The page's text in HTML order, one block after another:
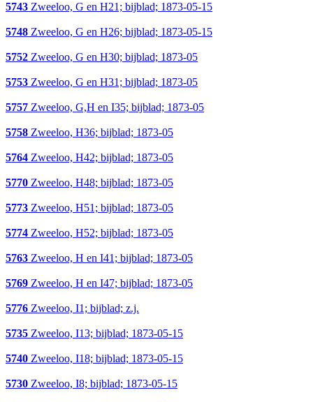
5743 Zweeloo, G en H21; bijblad; 1873-05-15
5748 Zweeloo, G en H26; bijblad; 1873-05-15
5752 Zweeloo, G en H30; bijblad; 1873-05
5753 Zweeloo, G en H31; bijblad; 1873-05
5757 Zweeloo, G,H en I35; bijblad; 1873-05
5758 Zweeloo, H36; bijblad; 1873-05
5764 Zweeloo, H42; bijblad; 1873-05
5770 Zweeloo, H48; bijblad; 1873-05
5773 Zweeloo, H51; bijblad; 1873-05
5774 Zweeloo, H52; bijblad; 1873-05
5763 Zweeloo, H en I41; bijblad; 1873-05
5769 Zweeloo, H en I47; bijblad; 1873-05
5776 Zweeloo, I1; bijblad; z.j.
5735 Zweeloo, I13; bijblad; 1873-05-15
5740 Zweeloo, I18; bijblad; 1873-05-15
5730 Zweeloo, I8; bijblad; 1873-05-15